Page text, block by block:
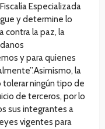
Especializada
y determine lo
contra la paz, la
y para quienes
la
tolerar ningún tipo de
de terceros, por lo
sus integrantes a
vigentes para